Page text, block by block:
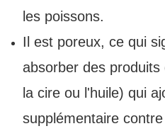
les poissons.
Il est poreux, ce qui
absorber des
la cire ou l'huile) qui
supplémentaire